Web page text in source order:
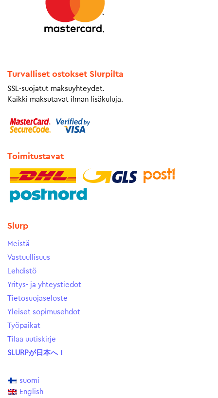
Turvalliset ostokset Slurpilta
SSL-suojatut maksuyhteydet.
Kaikki maksutavat ilman lisäkuluja.
Toimitustavat
Slurp
Meistä
Vastuullisuus
Lehdistö
Yritys- ja yhteystiedot
Tietosuojaseloste
Yleiset sopimusehdot
Työpaikat
Tilaa uutiskirje
SLURPが日本へ！
suomi
English